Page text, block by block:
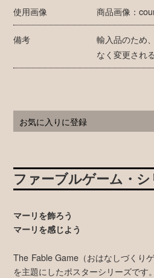
使用画像 商品画像：
備考
輸入品のため
なく変更され
お気に入りに登録
ファーブルゲーム・
マーリを飾ろう
マーリを感じよう
The Fable Game（おはなしづくり
を主題にしたポスターシリーズです。